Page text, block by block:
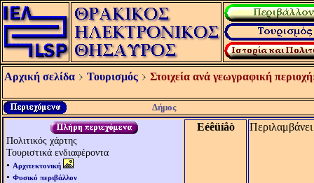
Αρχική σελίδα Τουρισμός Στοιχεία ανά γεωγραφική
Δήμος
Πολιτικός χάρτης
Τουριστικά ενδιαφέροντα
• Αρχιτεκτονική
• Φυσικό περιβάλλον
Eéêüíåò